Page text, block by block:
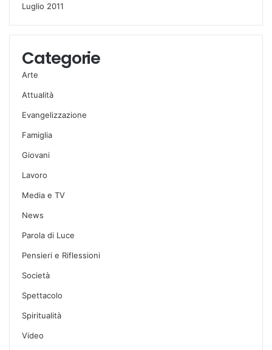
Luglio 2011
Categorie
Arte
Attualità
Evangelizzazione
Famiglia
Giovani
Lavoro
Media e TV
News
Parola di Luce
Pensieri e Riflessioni
Società
Spettacolo
Spiritualità
Video